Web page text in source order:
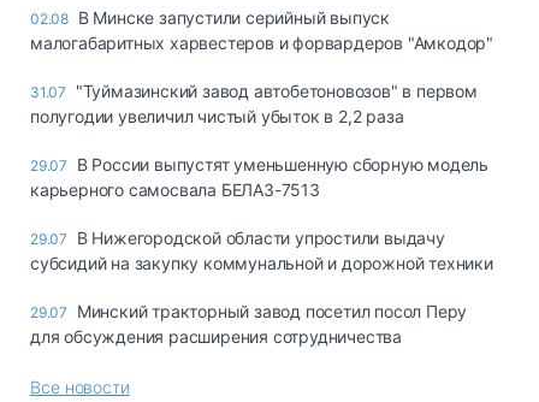
02.08 В Минске запустили серийный выпуск
малогабаритных харвестеров и форвардеров "Амкодор"
31.07
"Туймазинский завод автобетоновозов" в первом
полугодии увеличил чистый убыток в 2,2 раза
29.07
В России выпустят уменьшенную сборную модель
карьерного самосвала БЕЛАЗ-7513
29.07
В Нижегородской области упростили выдачу
субсидий на закупку коммунальной и дорожной техники
29.07
Минский тракторный завод посетил посол Перу
для обсуждения расширения сотрудничества
Все новости